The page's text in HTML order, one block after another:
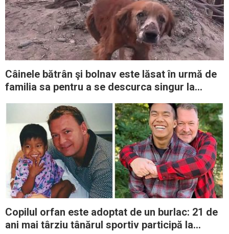
Câinele bătrân şi bolnav este lăsat în urmă de
familia sa pentru a se descurca singur la
Copilul orfan este adoptat de un burlac: 21 de
ani mai târziu tânărul sportiv participă la